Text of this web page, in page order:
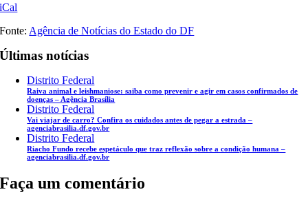
iCal
Fonte: Agência de Notícias do Estado do DF
Últimas notícias
Distrito Federal
Raiva animal e leishmaniose: saiba como prevenir e agir em casos confirmados de
doenças – Agência Brasília
Distrito Federal
Vai viajar de carro? Confira os cuidados antes de pegar a estrada –
agenciabrasilia.df.gov.br
Distrito Federal
Riacho Fundo recebe espetáculo que traz reflexão sobre a condição humana –
agenciabrasilia.df.gov.br
Faça um comentário